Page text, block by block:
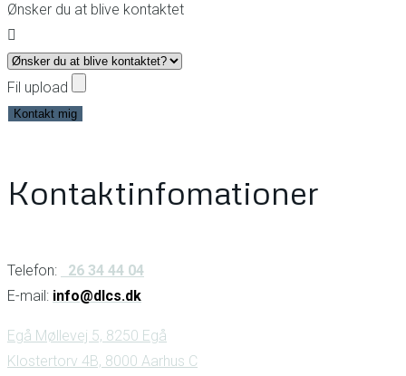
Ønsker du at blive kontaktet
Fil upload
Kontakt mig
Kontaktinfomationer
Telefon:
26 34 44 04
E-mail: info@dlcs.dk
Egå Møllevej 5, 8250 Egå
Klostertorv 4B, 8000 Aarhus C